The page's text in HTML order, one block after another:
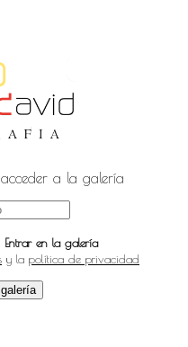
a la galería
Entrar en la galería
y la política de privacidad